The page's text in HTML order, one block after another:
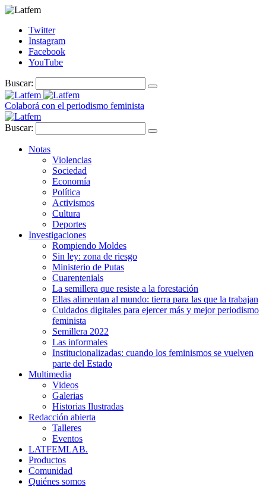
Twitter
Instagram
Facebook
YouTube
Buscar:
Colaborá con el periodismo feminista
Buscar:
Notas
Violencias
Sociedad
Economía
Política
Activismos
Cultura
Deportes
Investigaciones
Rompiendo Moldes
Sin ley: zona de riesgo
Ministerio de Putas
Cuarentenials
La semillera que resiste a la forestación
Ellas alimentan al mundo: tierra para las que la trabajan
Cuidados digitales para ejercer más y mejor periodismo
feminista
Semillera 2022
Las informales
Institucionalizadas: cuando los feminismos se vuelven
parte del Estado
Multimedia
Videos
Galerias
Historias Ilustradas
Redacción abierta
Talleres
Eventos
LATFEMLAB.
Productos
Comunidad
Quiénes somos